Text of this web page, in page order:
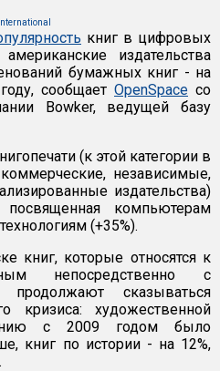
книг в цифровых
издательства
бумажных книг - на
сообщает OpenSpace со
Bowker, ведущей базу
(к этой категории в
независимые,
издательства)
посвященная компьютерам
(+35%).
книг, которые относятся к
непосредственно с
продолжают сказываться
кризиса: художественной
с 2009 годом было
книг по истории - на 12%,